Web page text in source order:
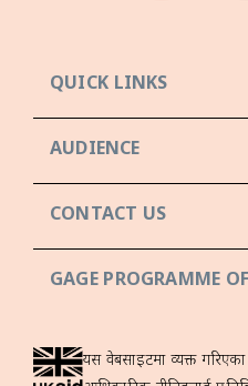
QUICK LINKS
AUDIENCE
CONTACT US
GAGE PROGRAMME
यस वेबसाइटमा व्यक्त